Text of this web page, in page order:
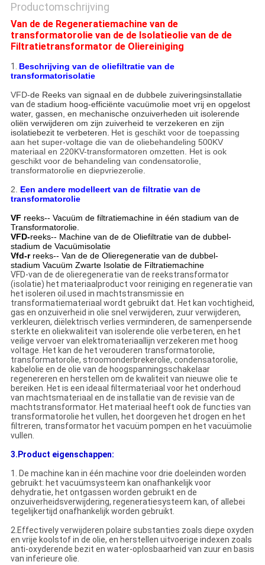
Productomschrijving
Van de de Regeneratiemachine van de
transformatorolie van de de Isolatieolie van de de
Filtratietransformator de Oliereiniging
1. Beschrijving van de oliefiltratie van de
transformatorisolatie
VFD-de Reeks van signaal en de dubbele zuiveringsinstallatie
van de stadium hoog-efficiënte vacuümolie moet vrij en opgelost
water, gassen, en mechanische onzuiverheden uit isolerende
oliën verwijderen om zijn zuiverheid te verzekeren en zijn
isolatiebezit te verbeteren. Het is geschikt voor de toepassing
aan het super-voltage die van de oliebehandeling 500KV
materiaal en 220KV-transformatoren omzetten. Het is ook
geschikt voor de behandeling van condensatorolie,
transformatorolie en diepvriezerolie.
2. Een andere modelleert van de filtratie van de
transformatorolie
VF reeks-- Vacuüm de filtratiemachine in één stadium van de
Transformatorolie.
VFD-reeks-- Machine van de de Oliefiltratie van de dubbel-
stadium de Vacuümisolatie
Vfd-rreeks-- Van de de Olieregeneratie van de dubbel-
stadium Vacuüm Zwarte Isolatie de Filtratiemachine
VFD-van de de olieregeneratie van de reekstransformator
(isolatie) het materiaalproduct voor reiniging en regeneratie van
het isoleren oil.used in machtstransmissie en
transformatiemateriaal wordt gebruikt dat. Het kan vochtigheid,
gas en onzuiverheid in olie snel verwijderen, zuur verwijderen,
verkleuren, diëlektrisch verlies verminderen, de samenpersende
sterkte en oliekwaliteit van isolerende olie verbeteren, en het
veilige vervoer van elektromateriaallijn verzekeren met hoog
voltage. Het kan de het verouderen transformatorolie,
transformatorolie, stroomonderbrekerolie, condensatorolie,
kabelolie en de olie van de hoogspanningsschakelaar
regenereren en herstellen om de kwaliteit van nieuwe olie te
bereiken. Het is een ideaal filtermateriaal voor het onderhoud
van machtsmateriaal en de installatie van de revisie van de
machtstransformator. Het materiaal heeft ook de functies van
transformatorolie het vullen, het doorgeven het drogen en het
filtreren, transformator het vacuüm pompen en het vacuümolie
vullen.
3.Product eigenschappen:
1. De machine kan in één machine voor drie doeleinden worden
gebruikt: het vacuümsysteem kan onafhankelijk voor
dehydratie, het ontgassen worden gebruikt en de
onzuiverheidsverwijdering, regeneratiesysteem kan, of allebei
tegelijkertijd onafhankelijk worden gebruikt.
2.Effectively verwijderen polaire substanties zoals diepe oxyden
en vrije koolstof in de olie, en herstellen uitvoerige indexen zoals
anti-oxyderende bezit en water-oplosbaarheid van zuur en basis
van inferieure olie.